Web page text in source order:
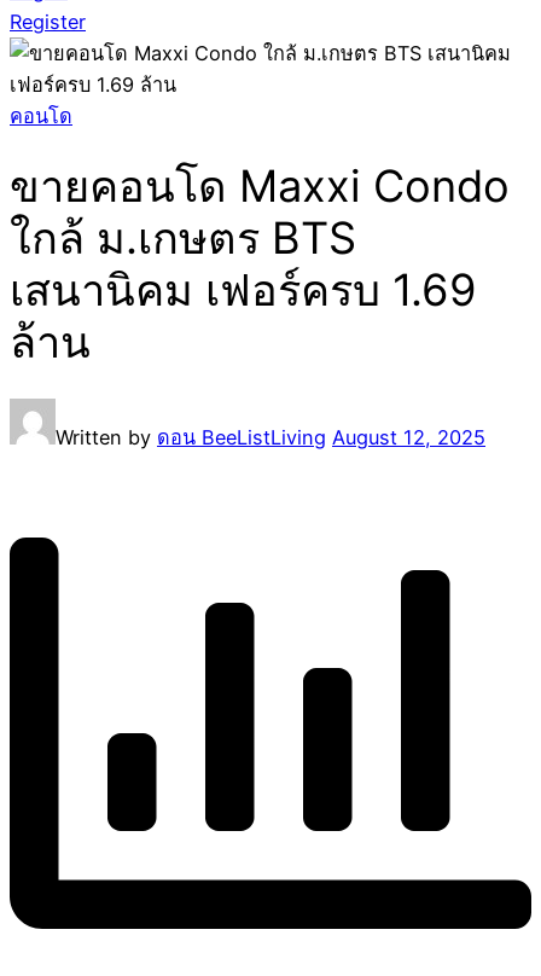
Register
คอนโด
ขายคอนโด Maxxi Condo
ใกล้ ม.เกษตร BTS
เสนานิคม เฟอร์ครบ 1.69
ล้าน
Written by ดอน BeeListLiving August 12, 2025